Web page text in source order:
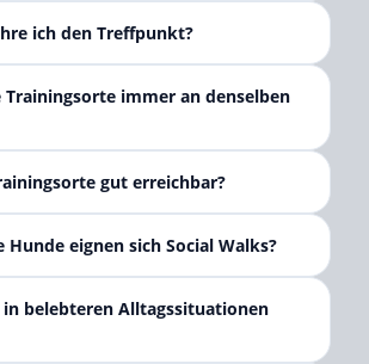
ich den Treffpunkt?
Trainingsorte immer an denselben
gut erreichbar?
Hunde eignen sich Social Walks?
in belebteren Alltagssituationen